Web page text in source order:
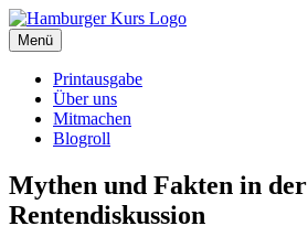
Zum
Inhalt
springen
Hamburger Kurs
SPD Hamburg Blog
Menü
Printausgabe
Über uns
Mitmachen
Blogroll
Mythen und Fakten in der
Rentendiskussion